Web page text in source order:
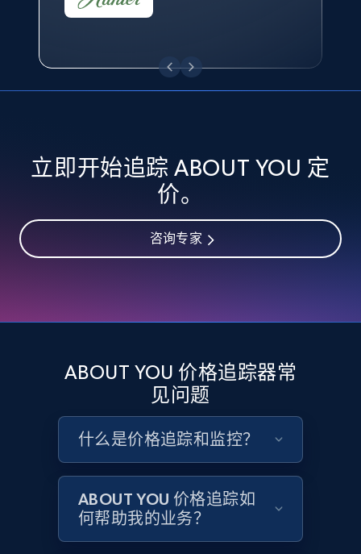
eBay - Collect products from shops on eBay
Seller reviews, Breadcrumbs, Root category, and
more.
eBay - Collect records by category
URL, Product id, Title, Seller name, Seller rating,
Seller reviews, Breadcrumbs, Root category, and
more.
Google Shopping
URL, Product id, Title, Product description,
Rating, Reviews count, Images, Variations, and
立即开始追踪 ABOUT YOU 定
价。
咨询专家
ABOUT YOU 价格追踪器常
见问题
什么是价格追踪和监控？
ABOUT YOU 价格追踪如
何帮助我的业务？